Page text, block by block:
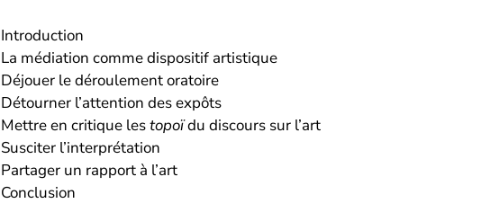
Introduction
La médiation comme dispositif artistique
Déjouer le déroulement oratoire
Détourner l’attention des expôts
Mettre en critique lestopoïdu discours sur l’art
Susciter l’interprétation
Partager un rapport à l’art
Conclusion